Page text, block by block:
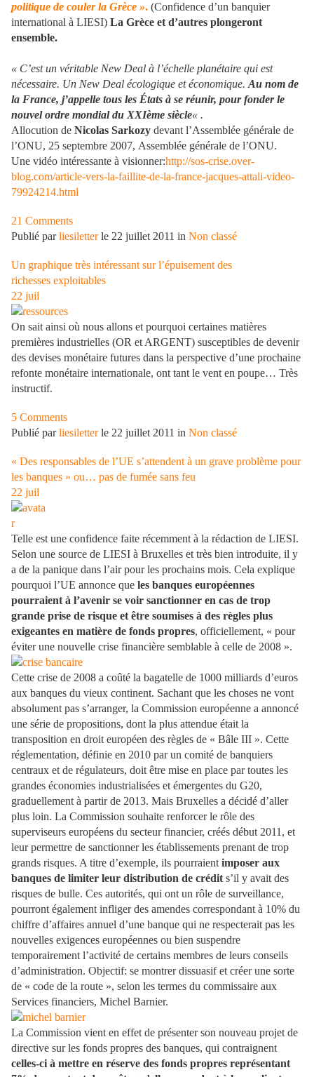
politique de couler la Grèce ». (Confidence d’un banquier
international à LIESI) La Grèce et d’autres plongeront
ensemble.
« C’est un véritable New Deal à l’échelle planétaire qui est
nécessaire. Un New Deal écologique et économique. Au nom de
la France, j’appelle tous les États à se réunir, pour fonder le
nouvel ordre mondial du XXIème siècle« .
Allocution de Nicolas Sarkozy devant l’Assemblée générale de
l’ONU, 25 septembre 2007, Assemblée générale de l’ONU.
Une vidéo intéressante à visionner:http://sos-crise.over-
blog.com/article-vers-la-faillite-de-la-france-jacques-attali-video-
79924214.html
21 Comments
Publié parliesiletterle 22 juillet 2011 in Non classé
Un graphique très intéressant sur l’épuisement des
richesses exploitables
22 juil
On sait ainsi où nous allons et pourquoi certaines matières
premières industrielles (OR et ARGENT) susceptibles de devenir
des devises monétaire futures dans la perspective d’une prochaine
refonte monétaire internationale, ont tant le vent en poupe… Très
instructif.
5 Comments
Publié parliesiletterle 22 juillet 2011 in Non classé
« Des responsables de l’UE s’attendent à un grave problème pour
les banques » ou… pas de fumée sans feu
22 juil
Telle est une confidence faite récemment à la rédaction de LIESI.
Selon une source de LIESI à Bruxelles et très bien introduite, il y
a de la panique dans l’air pour les prochains mois. Cela explique
pourquoi l’UE annonce que les banques européennes
pourraient à l’avenir se voir sanctionner en cas de trop
grande prise de risque et être soumises à des règles plus
exigeantes en matière de fonds propres, officiellement, « pour
éviter une nouvelle crise financière semblable à celle de 2008 ».
Cette crise de 2008 a coûté la bagatelle de 1000 milliards d’euros
aux banques du vieux continent. Sachant que les choses ne vont
absolument pas s’arranger, la Commission européenne a annoncé
une série de propositions, dont la plus attendue était la
transposition en droit européen des règles de « Bâle III ». Cette
réglementation, définie en 2010 par un comité de banquiers
centraux et de régulateurs, doit être mise en place par toutes les
grandes économies industrialisées et émergentes du G20,
graduellement à partir de 2013. Mais Bruxelles a décidé d’aller
plus loin. La Commission souhaite renforcer le rôle des
superviseurs européens du secteur financier, créés début 2011, et
leur permettre de sanctionner les établissements prenant de trop
grands risques. A titre d’exemple, ils pourraient imposer aux
banques de limiter leur distribution de crédit s’il y avait des
risques de bulle. Ces autorités, qui ont un rôle de surveillance,
pourront également infliger des amendes correspondant à 10% du
chiffre d’affaires annuel d’une banque qui ne respecterait pas les
nouvelles exigences européennes ou bien suspendre
temporairement l’activité de certains membres de leurs conseils
d’administration. Objectif: se montrer dissuasif et créer une sorte
de « code de la route », selon les termes du commissaire aux
Services financiers, Michel Barnier.
La Commission vient en effet de présenter son nouveau projet de
directive sur les fonds propres des banques, qui contraignent
celles-ci à mettre en réserve des fonds propres représentant